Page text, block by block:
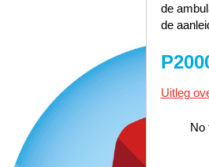
de
de
Uitleg
No